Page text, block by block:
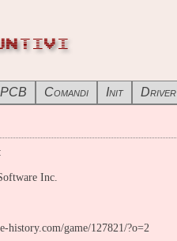
PCB Comandi Init Driver
Inc.
history.com/game/127821/?o=2